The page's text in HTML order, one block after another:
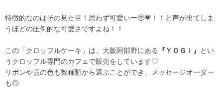
特徴的なのはその見た目！思わず可愛いー🥺💗！！と声が出てしま
うほどの圧倒的な可愛さですよね！！
この「クロッフルケーキ」は、大阪阿部野にある 『ＹＯＧＩ』
とい
うクロッフル専門のカフェで販売をしています♡
リボンや蓋の色も数種類から選ぶことができ、メッセージオーダー
も◎